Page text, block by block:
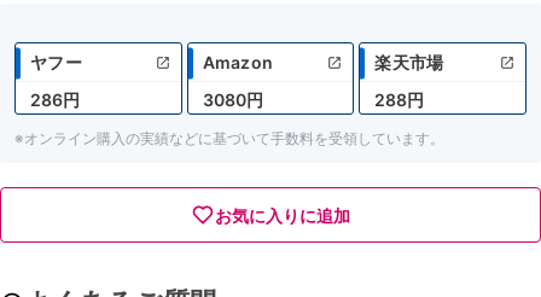
ヤフー
286円
Amazon
3080円
楽天市場
288円
※オンライン購入の実績などに基づいて手数料を受領しています。
お気に入りに追加